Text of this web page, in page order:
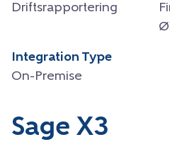
Driftsrapportering
Integration Type
On-Premise
Sage X3